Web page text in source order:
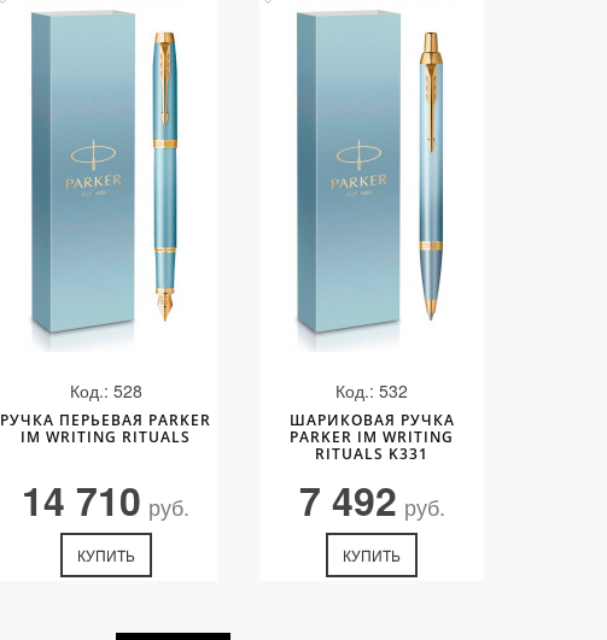
Код.: 528
РУЧКА ПЕРЬЕВАЯ PARKER
IM WRITING RITUALS
14 710 руб.
КУПИТЬ
Код.: 532
ШАРИКОВАЯ РУЧКА
PARKER IM WRITING
RITUALS K331
7 492 руб.
КУПИТЬ